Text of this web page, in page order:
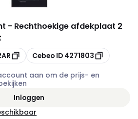
- Rechthoekige afdekplaat 2
Kopiëren
Cebeo ID 4271803
aan om de prijs- en
Inloggen